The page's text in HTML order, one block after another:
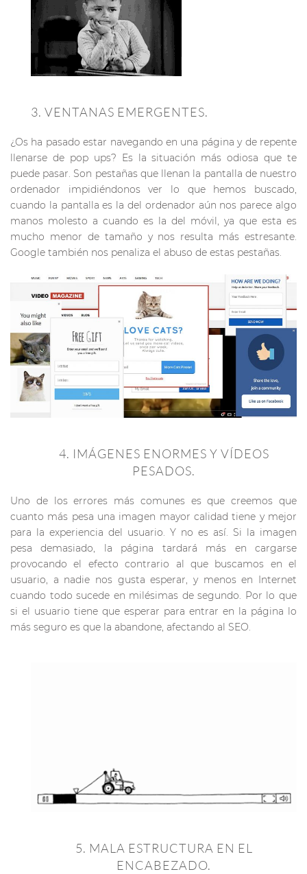
3. VENTANAS EMERGENTES.
¿Os ha pasado estar navegando en una página y de repente
llenarse de pop ups? Es la situación más odiosa que te
puede pasar. Son pestañas que llenan la pantalla de nuestro
ordenador impidiéndonos ver lo que hemos buscado,
cuando la pantalla es la del ordenador aún nos parece algo
manos molesto a cuando es la del móvil, ya que esta es
mucho menor de tamaño y nos resulta más estresante.
Google también nos penaliza el abuso de estas pestañas.
4. IMÁGENES ENORMES Y VÍDEOS
PESADOS.
Uno de los errores más comunes es que creemos que
cuanto más pesa una imagen mayor calidad tiene y mejor
para la experiencia del usuario. Y no es así. Si la imagen
pesa demasiado, la página tardará más en cargarse
provocando el efecto contrario al que buscamos en el
usuario, a nadie nos gusta esperar, y menos en Internet
cuando todo sucede en milésimas de segundo. Por lo que
si el usuario tiene que esperar para entrar en la página lo
más seguro es que la abandone, afectando al SEO.
5. MALA ESTRUCTURA EN EL
ENCABEZADO.